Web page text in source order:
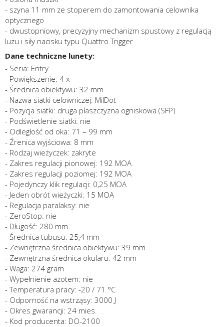
- szyna 11 mm ze stoperem do zamontowania celownika
optycznego
- dwustopniowy, precyzyjny mechanizm spustowy z regulacją
luzu i siły nacisku typu Quattro Trigger
Dane techniczne lunety:
- Seria: Entry
- Powiększenie: 4 x
- Średnica obiektywu: 32 mm
- Nazwa siatki celowniczej: MilDot
- Pozycja siatki: druga płaszczyzna ogniskowa (SFP)
- Podświetlenie siatki: nie
- Odległość od oka: 71 – 99 mm
- Źrenica wyjściowa: 8 mm
- Rodzaj wieżyczek: zakryte
- Zakres regulacji pionowej: 192 MOA
- Zakres regulacji poziomej: 192 MOA
- Pojedynczy klik regulacji: 0,25 MOA
- Jeden obrót wieżyczki: 15 MOA
- Regulacja paralaksy: nie
- ZeroStop: nie
- Długość: 280 mm
- Średnica tubusu: 25,4 mm
- Zewnętrzna średnica obiektywu: 39 mm
- Zewnętrzna średnica okularu: 42 mm
- Waga: 274 gram
- Wypełnienie azotem: nie
- Temperatura pracy: -20 / 71 °C
- Odporność na wstrząsy: 3000 J
- Okres gwarancji: 24 mies.
- Kod producenta: DO-2100